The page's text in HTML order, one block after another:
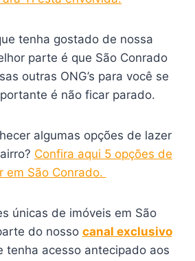
tenha gostado de nossa
parte é que São Conrado
outras ONG’s para você se
é não ficar parado.
algumas opções de lazer
Confira aqui 5 opções de
em São Conrado.
únicas de imóveis em São
do nosso canal exclusivo
tenha acesso antecipado aos